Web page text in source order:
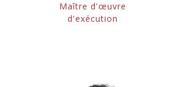
Maître d'œuvre
d'exécution